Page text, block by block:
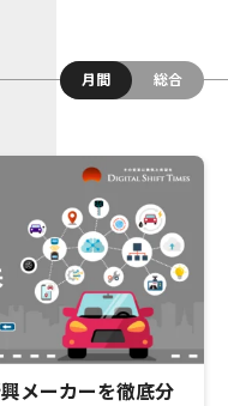
月間
総合
メーカーを徹底分